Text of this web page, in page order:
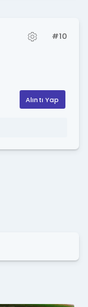
#10
Alıntı Yap